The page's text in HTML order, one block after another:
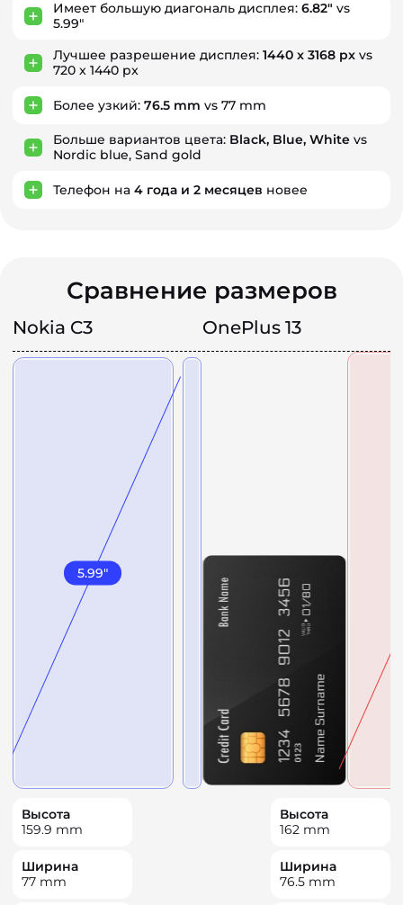
Имеет большую диагональ дисплея: 6.82" vs
5.99"
Лучшее разрешение дисплея: 1440 x 3168 px vs
720 x 1440 px
Более узкий: 76.5 mm vs 77 mm
Больше вариантов цвета: Black, Blue, White vs
Nordic blue, Sand gold
Телефон на 4 года и 2 месяцев новее
Сравнение размеров
Nokia C3 OnePlus 13
5.99"
Высота
159.9 mm
Ширина
77 mm
Высота
162 mm
Ширина
76.5 mm